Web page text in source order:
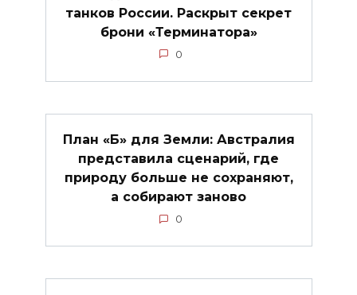
танков России. Раскрыт секрет
брони «Терминатора»
0
План «Б» для Земли: Австралия
представила сценарий, где
природу больше не сохраняют,
а собирают заново
0